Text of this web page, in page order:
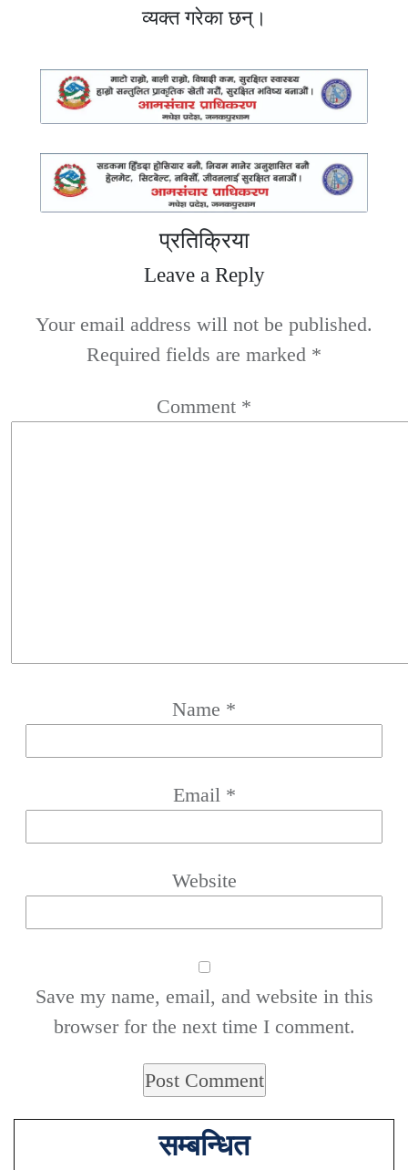
व्यक्त गरेका छन्।
प्रतिक्रिया
Leave a Reply
Your email address will not be published.
Required fields are marked *
Comment *
Name *
Email *
Website
Save my name, email, and website in this
browser for the next time I comment.
सम्बन्धित